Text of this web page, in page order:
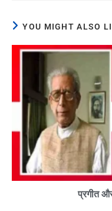
YOU MIGHT ALSO
प्रगीत